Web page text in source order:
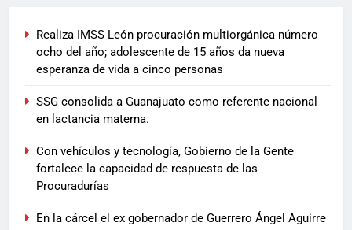
Realiza IMSS León procuración multiorgánica número
ocho del año; adolescente de 15 años da nueva
esperanza de vida a cinco personas
SSG consolida a Guanajuato como referente nacional
en lactancia materna.
Con vehículos y tecnología, Gobierno de la Gente
fortalece la capacidad de respuesta de las
Procuradurías
En la cárcel el ex gobernador de Guerrero Ángel Aguirre